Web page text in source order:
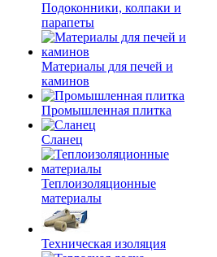
Подоконники, колпаки и
парапеты
Материалы для печей и
каминов
Промышленная плитка
Сланец
Теплоизоляционные
материалы
Техническая изоляция